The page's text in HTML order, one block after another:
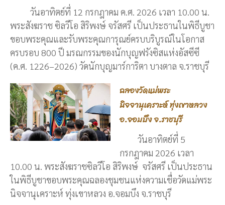
วันอาทิตย์ที่ 12 กรกฎาคม ค.ศ. 2026 เวลา 10.00 น.
พระสังฆราช ซิลวีโอ สิริพงษ์ จรัสศรี เป็นประธานในพิธีบูชา
ขอบพระคุณและรับพระคุณการุณย์ครบบริบูรณ์ในโอกาส
ครบรอบ 800 ปี มรณกรรมของนักบุญฟรังซิสแห่งอัสซีซี
(ค.ศ. 1226–2026) วัดนักบุญมาร์การิตา บางตาล จ.ราชบุรี
ฉลองวัดแม่พระ
นิจจานุเคราะห์ ทุ่งเขาหลวง
อ.จอมบึง จ.ราชบุรี
วันอาทิตย์ที่ 5
กรกฎาคม 2026 เวลา
10.00 น. พระสังฆราชซิลวีโอ สิริพงษ์ จรัสศรี เป็นประธาน
ในพิธีบูชาขอบพระคุณฉลองชุมชนแห่งความเชื่อวัดแม่พระ
นิจจานุเคราะห์ ทุ่งเขาหลวง อ.จอมบึง จ.ราชบุรี